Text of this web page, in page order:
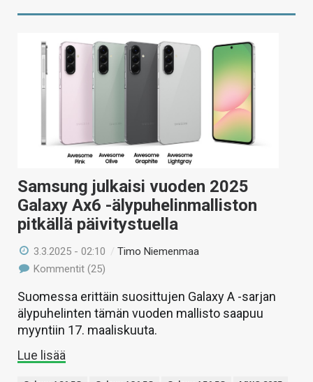
Samsung julkaisi vuoden 2025
Galaxy Ax6 -älypuhelinmalliston
pitkällä päivitystuella
3.3.2025 - 02:10 /Timo Niemenmaa
Kommentit (25)
Suomessa erittäin suosittujen Galaxy A -sarjan
älypuhelinten tämän vuoden mallisto saapuu
myyntiin 17. maaliskuuta.
Lue lisää